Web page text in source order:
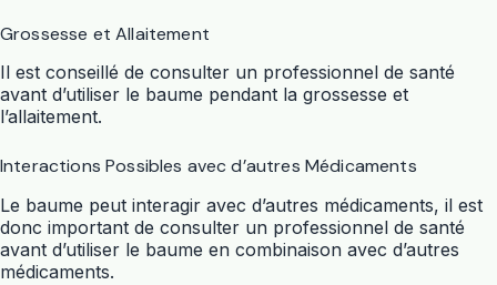
Grossesse et Allaitement
Il est conseillé de consulter un professionnel de santé
avant d’utiliser le baume pendant la grossesse et
l’allaitement.
Interactions Possibles avec d’autres Médicaments
Le baume peut interagir avec d’autres médicaments, il est
donc important de consulter un professionnel de santé
avant d’utiliser le baume en combinaison avec d’autres
médicaments.